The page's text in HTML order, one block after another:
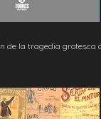
de la tragedia grotesca